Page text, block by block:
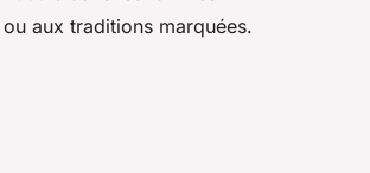
aux traditions marquées.